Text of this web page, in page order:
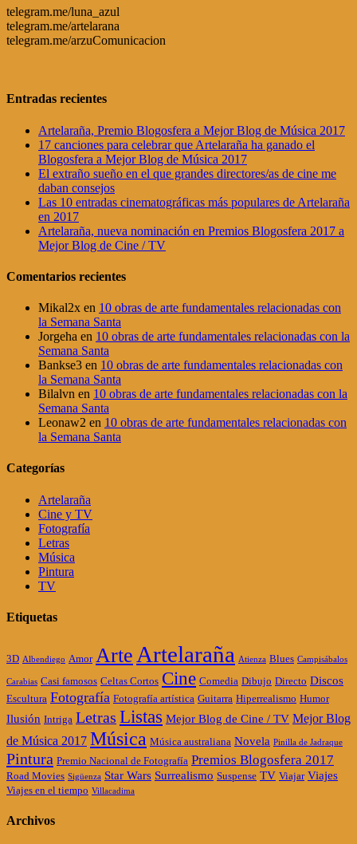
telegram.me/luna_azul
telegram.me/artelarana
telegram.me/arzuComunicacion
Entradas recientes
Artelaraña, Premio Blogosfera a Mejor Blog de Música 2017
17 canciones para celebrar que Artelaraña ha ganado el
Blogosfera a Mejor Blog de Música 2017
El extraño sueño en el que grandes directores/as de cine me
daban consejos
Las 10 entradas cinematográficas más populares de Artelaraña
en 2017
Artelaraña, nueva nominación en Premios Blogosfera 2017 a
Mejor Blog de Cine / TV
Comentarios recientes
Mikal2x en 10 obras de arte fundamentales relacionadas con
la Semana Santa
Jorgeha en 10 obras de arte fundamentales relacionadas con la
Semana Santa
Bankse3 en 10 obras de arte fundamentales relacionadas con
la Semana Santa
Bilalvn en 10 obras de arte fundamentales relacionadas con la
Semana Santa
Leonaw2 en 10 obras de arte fundamentales relacionadas con
la Semana Santa
Categorías
Artelaraña
Cine y TV
Fotografía
Letras
Música
Pintura
TV
Etiquetas
3D Albendiego Amor Arte Artelaraña Atienza Blues Campisábalos
Carabias Casi famosos Celtas Cortos Cine Comedia Dibujo Directo Discos
Escultura Fotografía Fotografía artística Guitarra Hiperrealismo Humor
Ilusión Intriga Letras Listas Mejor Blog de Cine / TV Mejor Blog
de Música 2017 Música Música australiana Novela Pinilla de Jadraque
Pintura Premio Nacional de Fotografía Premios Blogosfera 2017
Road Movies Sigüenza Star Wars Surrealismo Suspense TV Viajar Viajes
Viajes en el tiempo Villacadima
Archivos